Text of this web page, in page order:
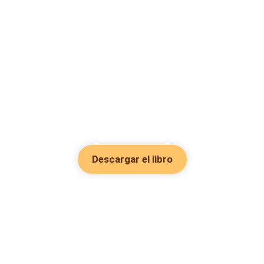
Descargar el libro